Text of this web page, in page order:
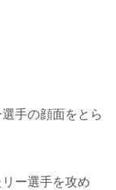
手の顔面をとら
ー選手を攻め